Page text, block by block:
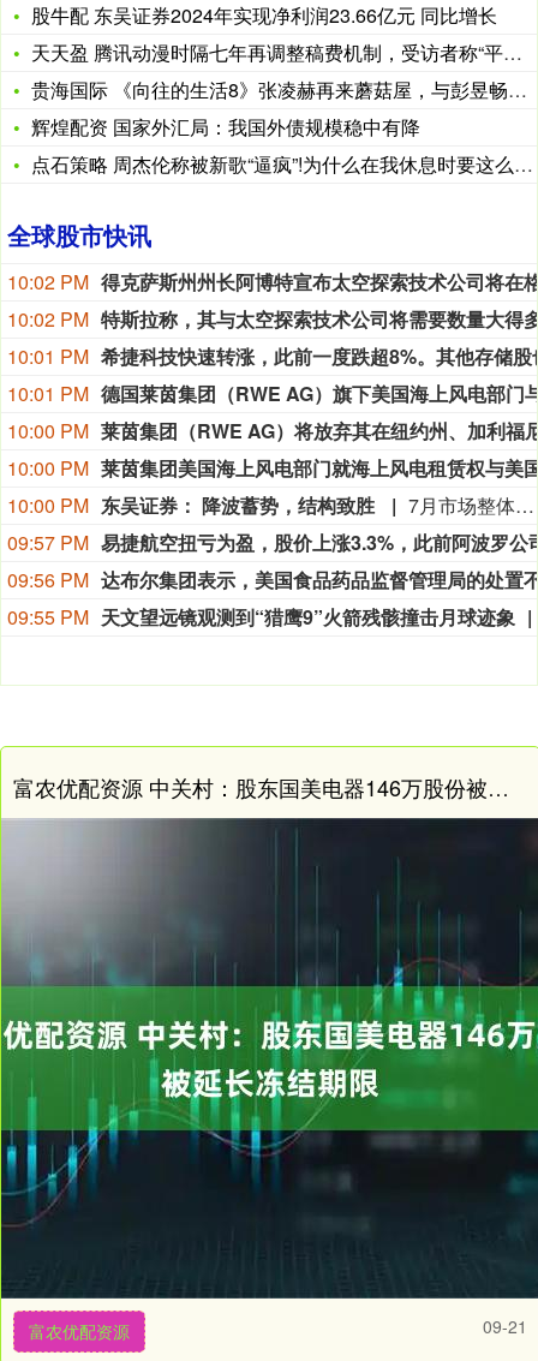
股牛配 东吴证券2024年实现净利润23.66亿元 同比增长
天天盈 腾讯动漫时隔七年再调整稿费机制，受访者称“平台不赚钱
贵海国际 《向往的生活8》张凌赫再来蘑菇屋，与彭昱畅预定电竞
辉煌配资 国家外汇局：我国外债规模稳中有降
点石策略 周杰伦称被新歌“逼疯”!为什么在我休息时要这么认真
全球股市快讯
10:02 PM
10:02 PM
10:01 PM
10:01 PM
10:00 PM
10:00 PM
10:00 PM 东吴证券： 降波蓄势，结构致胜
7月市场整体先扬后抑，科技板块在经历了二季度的超额行情后出现显著回调。随着海外流动性扰动、韩国去杠杆及长鑫上市比价效应集中发酵，资金与情绪共振下市场波动显著放大。月末，FOMC与海外科技财报等关键事件陆续落地，最坏预期并未兑现。往后看，市场仍需通过降波与换手消化拥挤筹码。
09:57 PM
09:56 PM
09:55 PM 天文望远镜观测到“猎鹰9”火箭残骸撞击月球迹象
富农优配资源 中关村：股东国美电器146万股份被延长冻结期限
富农优配资源 09-21